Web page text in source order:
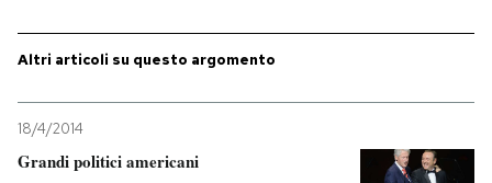
Cultura
Altri articoli su questo argomento
18/4/2014
Grandi politici americani